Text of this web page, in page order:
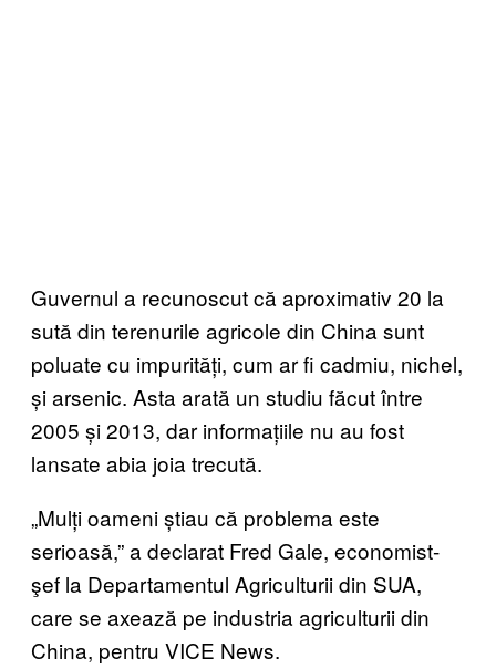
Guvernul a recunoscut că aproximativ 20 la
sută din terenurile agricole din China sunt
poluate cu impurități, cum ar fi cadmiu, nichel,
și arsenic. Asta arată un studiu făcut între
2005 și 2013, dar informațiile nu au fost
lansate abia joia trecută.
„Mulți oameni știau că problema este
serioasă,” a declarat Fred Gale, economist-
şef la Departamentul Agriculturii din SUA,
care se axează pe industria agriculturii din
China, pentru VICE News.